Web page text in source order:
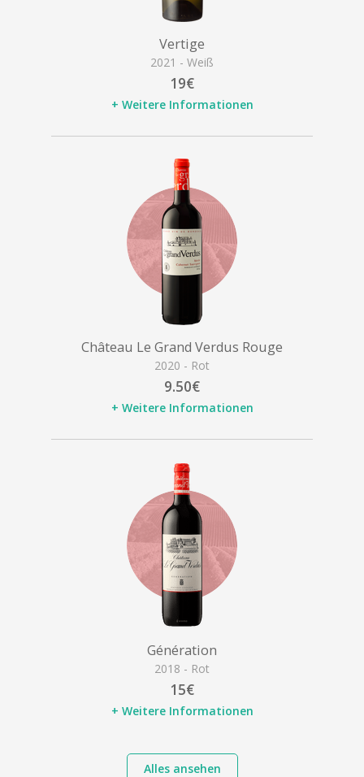
Vertige
2021 - Weiß
19€
+ Weitere Informationen
Château Le Grand Verdus Rouge
2020 - Rot
9.50€
+ Weitere Informationen
Génération
2018 - Rot
15€
+ Weitere Informationen
Alles ansehen